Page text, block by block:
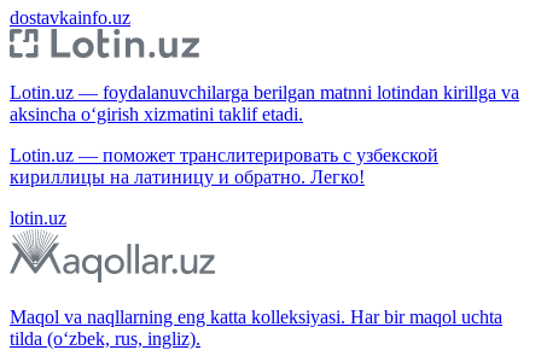
dostavkainfo.uz
Lotin.uz — foydalanuvchilarga berilgan matnni lotindan kirillga va
aksincha o‘girish xizmatini taklif etadi.
Lotin.uz — поможет транслитерировать с узбекской
кириллицы на латиницу и обратно. Легко!
lotin.uz
Maqol va naqllarning eng katta kolleksiyasi. Har bir maqol uchta
tilda (o‘zbek, rus, ingliz).